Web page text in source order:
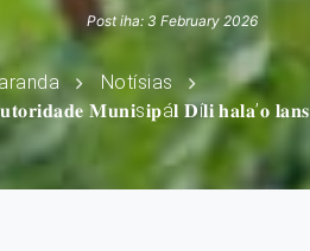
Post iha: 3 February 2026
Notísias
𝐌𝐮𝐧𝐢s𝐢𝐩á𝐥 𝐃í𝐥𝐢 𝐡𝐚𝐥𝐚’𝐨